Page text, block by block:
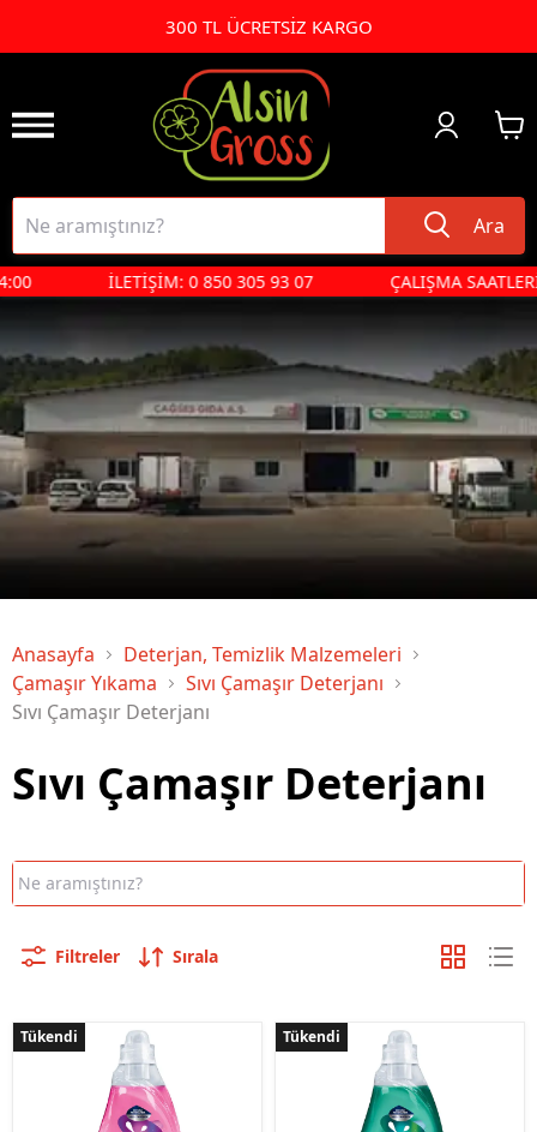
300 TL ÜCRETSİZ KARGO
Ara
İLETİŞİM: 0 850 305 93 07 ÇALIŞMA
Anasayfa
Deterjan, Temizlik Malzemeleri
Çamaşır Yıkama
Sıvı Çamaşır Deterjanı
Sıvı Çamaşır Deterjanı
Sıvı Çamaşır Deterjanı
Filtreler Sırala
Tükendi
Tükendi Tükendi
Tükendi